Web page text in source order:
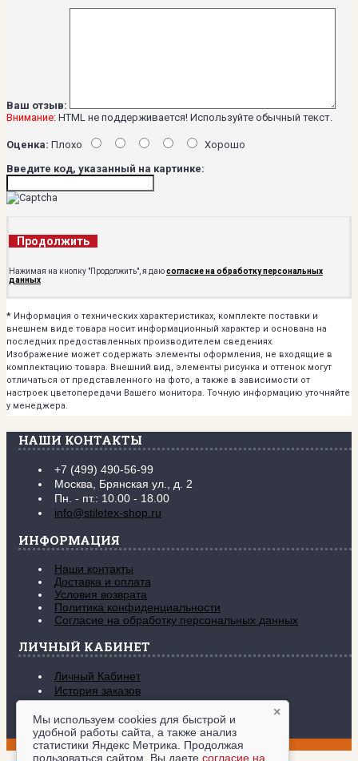
Ваш отзыв:
Внимание: HTML не поддерживается! Используйте обычный текст.
Оценка: Плохо
Хорошо
Введите код, указанный на картинке:
Продолжить
Нажимая на кнопку "Продолжить", я даюсогласие на обработку персональных
данных
* Информация о технических характеристиках, комплекте поставки и
внешнем виде товара носит информационный характер и основана на
последних предоставленных производителем сведениях.
Изображение может содержать элементы оформления, не входящие в
комплектацию товара. Внешний вид, элементы рисунка и оттенок могут
отличаться от представленного на фото, а также в зависимости от
настроек цветопередачи Вашего монитора. Точную информацию уточняйте
у менеджера.
НАШИ КОНТАКТЫ
+7 (499) 490-56-99
Москва, Брянская ул., д. 2
Пн. - пт.: 10.00 - 18.00
info@stiletex-shop.ru
ИНФОРМАЦИЯ
Наши контакты
Доставка и оплата
Условия возврата
Политика конфиденциальности
Согласие на обработку персональных данных
ЛИЧНЫЙ КАБИНЕТ
Личный Кабинет
История заказов
Закладки (0)
Рассылка новостей
www.stiletex-shop.ru © 2017-2026
×
Мы используем cookies для быстрой и
удобной работы сайта, а также анализ
статистики Яндекс Метрика. Продолжая
пользоваться сайтом, Вы даете согласие на